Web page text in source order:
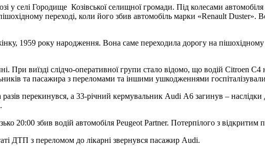
у селі Городище Козівської селищної громади. Під колесами
переході, коли його збив автомобіль марки «Renault Duster».
1959 року народження. Вона саме переходила дорогу на пішохідному
При виїзді слідчо-оперативної групи стало відомо, що водій Citroen
та пасажира з переломами та іншими ушкодженнями
разів перекинувся, а 33-річний кермувальник Audi А6 загинув –
20:00 збив водій автомобіля Peugeot Partner. Потерпілого з відкритим
ДТП з переломом до лікарні звернувся пасажир Audi.